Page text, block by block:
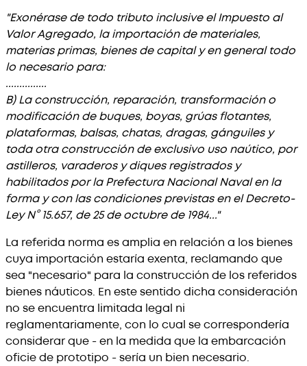
"Exonérase de todo tributo inclusive el Impuesto al
Valor Agregado, la importación de materiales,
materias primas, bienes de capital y en general todo
lo necesario para:
...............
B) La construcción, reparación, transformación o
modificación de buques, boyas, grúas flotantes,
plataformas, balsas, chatas, dragas, gánguiles y
toda otra construcción de exclusivo uso naútico, por
astilleros, varaderos y diques registrados y
habilitados por la Prefectura Nacional Naval en la
forma y con las condiciones previstas en el Decreto-
Ley N° 15.657, de 25 de octubre de 1984..."
La referida norma es amplia en relación a los bienes
cuya importación estaría exenta, reclamando que
sea "necesario" para la construcción de los referidos
bienes náuticos. En este sentido dicha consideración
no se encuentra limitada legal ni
reglamentariamente, con lo cual se correspondería
considerar que - en la medida que la embarcación
oficie de prototipo - sería un bien necesario.